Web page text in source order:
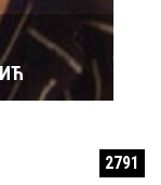
2791